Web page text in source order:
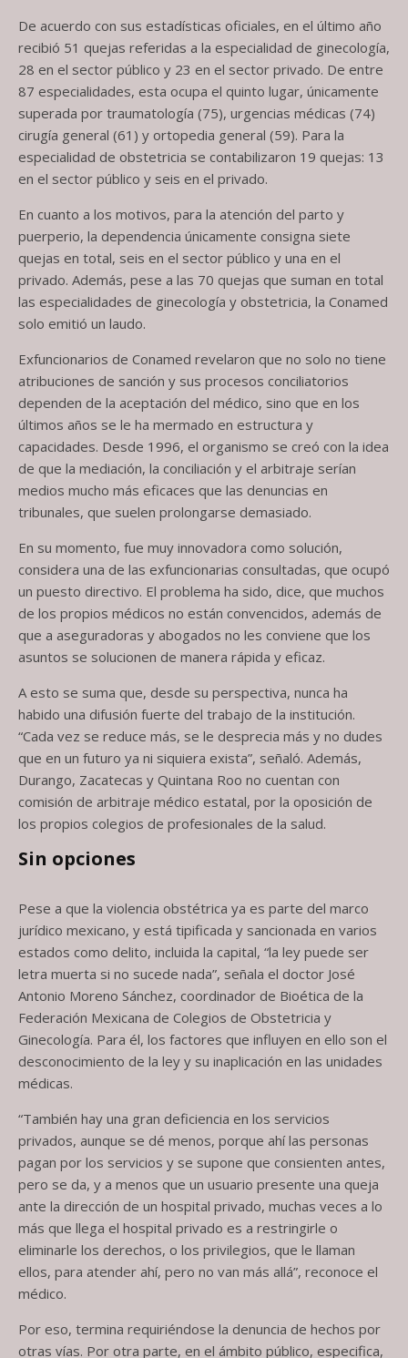
De acuerdo con sus estadísticas oficiales, en el último año
recibió 51 quejas referidas a la especialidad de ginecología,
28 en el sector público y 23 en el sector privado. De entre
87 especialidades, esta ocupa el quinto lugar, únicamente
superada por traumatología (75), urgencias médicas (74)
cirugía general (61) y ortopedia general (59). Para la
especialidad de obstetricia se contabilizaron 19 quejas: 13
en el sector público y seis en el privado.
En cuanto a los motivos, para la atención del parto y
puerperio, la dependencia únicamente consigna siete
quejas en total, seis en el sector público y una en el
privado. Además, pese a las 70 quejas que suman en total
las especialidades de ginecología y obstetricia, la Conamed
solo emitió un laudo.
Exfuncionarios de Conamed revelaron que no solo no tiene
atribuciones de sanción y sus procesos conciliatorios
dependen de la aceptación del médico, sino que en los
últimos años se le ha mermado en estructura y
capacidades. Desde 1996, el organismo se creó con la idea
de que la mediación, la conciliación y el arbitraje serían
medios mucho más eficaces que las denuncias en
tribunales, que suelen prolongarse demasiado.
En su momento, fue muy innovadora como solución,
considera una de las exfuncionarias consultadas, que ocupó
un puesto directivo. El problema ha sido, dice, que muchos
de los propios médicos no están convencidos, además de
que a aseguradoras y abogados no les conviene que los
asuntos se solucionen de manera rápida y eficaz.
A esto se suma que, desde su perspectiva, nunca ha
habido una difusión fuerte del trabajo de la institución.
“Cada vez se reduce más, se le desprecia más y no dudes
que en un futuro ya ni siquiera exista”, señaló. Además,
Durango, Zacatecas y Quintana Roo no cuentan con
comisión de arbitraje médico estatal, por la oposición de
los propios colegios de profesionales de la salud.
Sin opciones
Pese a que la violencia obstétrica ya es parte del marco
jurídico mexicano, y está tipificada y sancionada en varios
estados como delito, incluida la capital, “la ley puede ser
letra muerta si no sucede nada”, señala el doctor José
Antonio Moreno Sánchez, coordinador de Bioética de la
Federación Mexicana de Colegios de Obstetricia y
Ginecología. Para él, los factores que influyen en ello son el
desconocimiento de la ley y su inaplicación en las unidades
médicas.
“También hay una gran deficiencia en los servicios
privados, aunque se dé menos, porque ahí las personas
pagan por los servicios y se supone que consienten antes,
pero se da, y a menos que un usuario presente una queja
ante la dirección de un hospital privado, muchas veces a lo
más que llega el hospital privado es a restringirle o
eliminarle los derechos, o los privilegios, que le llaman
ellos, para atender ahí, pero no van más allá”, reconoce el
médico.
Por eso, termina requiriéndose la denuncia de hechos por
otras vías. Por otra parte, en el ámbito público, especifica,